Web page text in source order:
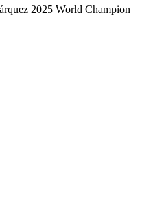
2025 World Champion